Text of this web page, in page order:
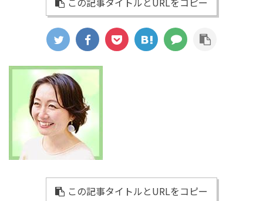
この記事タイトルとURLをコピー